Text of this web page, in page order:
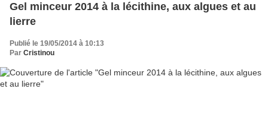
Gel minceur 2014 à la lécithine, aux algues et au
lierre
Publié le 19/05/2014 à 10:13
Par Cristinou